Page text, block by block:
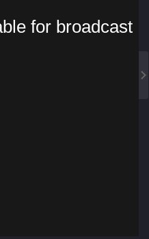
for broadcast